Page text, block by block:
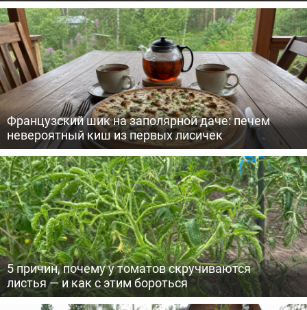
Французский шик на заполярной даче: печем
невероятный киш из первых лисичек
5 причин, почему у томатов скручиваются
листья — и как с этим бороться